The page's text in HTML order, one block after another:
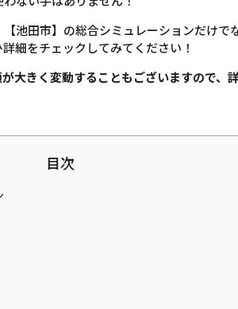
池田市】の総合シミュレーションだけで
細をチェックしてみてください！
大きく変動することもございますので、
目次